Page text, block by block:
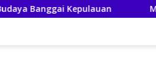
Mahasiswa KKN-